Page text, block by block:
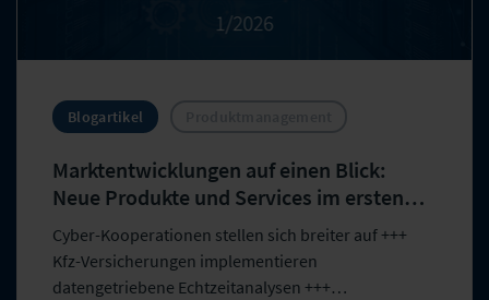
Blogartikel
Marktentwicklungen auf einen Blick:
Neue Produkte und Services im ersten
Quartal 2026
Cyber-Kooperationen stellen sich breiter auf +++
Kfz-Versicherungen implementieren
datengetriebene Echtzeitanalysen +++